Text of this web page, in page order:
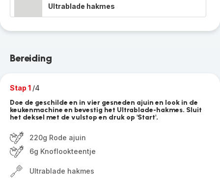
Ultrablade hakmes
Bereiding
Stap 1 /4
Doe de geschilde en in vier gesneden ajuin en look in de
keukenmachine en bevestig het Ultrablade-hakmes. Sluit
het deksel met de vulstop en druk op 'Start'.
220g Rode ajuin
6g Knoflookteentje
Ultrablade hakmes